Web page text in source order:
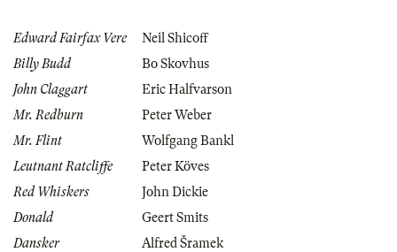
Edward Fairfax Vere
Neil Shicoff
Billy Budd
Bo Skovhus
John Claggart
Eric Halfvarson
Mr. Redburn
Peter Weber
Mr. Flint
Wolfgang Bankl
Leutnant Ratcliffe
Peter Köves
Red Whiskers
John Dickie
Donald
Geert Smits
Dansker
Alfred Šramek